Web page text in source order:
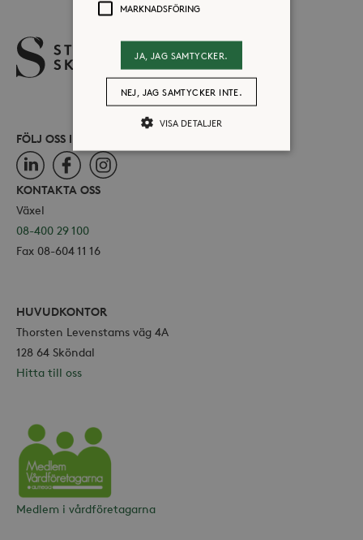
FÖLJ OSS I SOCIALA MEDIER
LinkedInFacebookInstagram
KONTAKTA OSS
Växel
08-400 29 100
Fax 08-604 11 16
HUVUDKONTOR
Thorsten Levenstams väg 4A
128 64 Sköndal
Hitta till oss
Vårdföretagarna
Medlem i vårdföretagarna
MARKNADSFÖRING
JA, JAG SAMTYCKER.
NEJ, JAG SAMTYCKER INTE.
VISA DETALJER
kärnwebbplatsfunktioner som
Namn